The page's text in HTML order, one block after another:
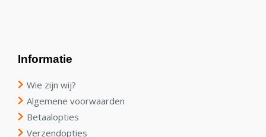
Informatie
Wie zijn wij?
Algemene voorwaarden
Betaalopties
Verzendopties